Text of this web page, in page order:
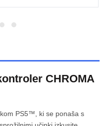
CHROMA
PS5™, ki se ponaša s